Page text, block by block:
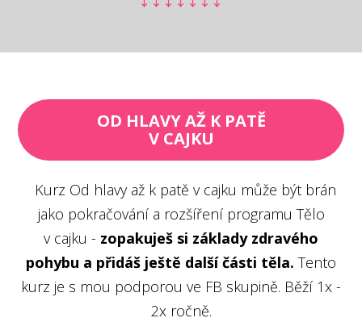
OD HLAVY AŽ K PATĚ
V CAJKU
Kurz Od hlavy až k patě v cajku může být brán
jako pokračování a rozšíření programu Tělo
v cajku - zopakuješ si základy zdravého
pohybu a přidáš ještě další části těla. Tento
kurz je s mou podporou ve FB skupině. Běží 1x -
2x ročně.